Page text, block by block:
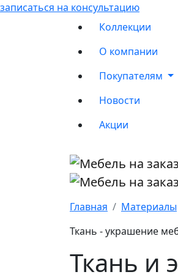
записаться на консультацию
Коллекции
О компании
Покупателям
Новости
Акции
Главная Материалы
Ткань - украшение
Ткань и